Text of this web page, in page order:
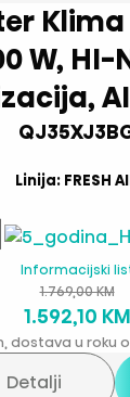
HI-NANO
AI Smart,
Linija: FRESH
Informacijski
1.769,00 KM
1.592,10 KM
dostava u roku
Detalji